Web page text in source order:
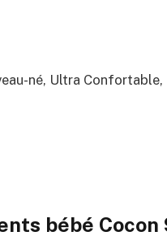
né, Ultra
bébé